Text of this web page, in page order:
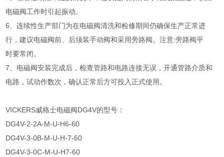
电磁阀工作时引起振动。
6、连续性生产部门为在电磁阀清洗和检修期间仍确保生产正常进
行，建议电磁阀前、后须装手动阀和采用旁路阀。注意:旁路阀平
时要常闭。
7、电磁阀安装完成后，检查管路和电路连接无误，开通管路介质和
电路，试动作数次，确认正常后方可投入正式使用。
VICKERS威格士电磁阀DG4V的型号：
DG4V-2-2A-M-U-H6-60
DG4V-3-0B-M-U-H-7-60
DG4V-3-0C-M-U-H7-60